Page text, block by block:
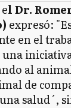
l Dr.
expresó:
en el
una
al
de
salud´,